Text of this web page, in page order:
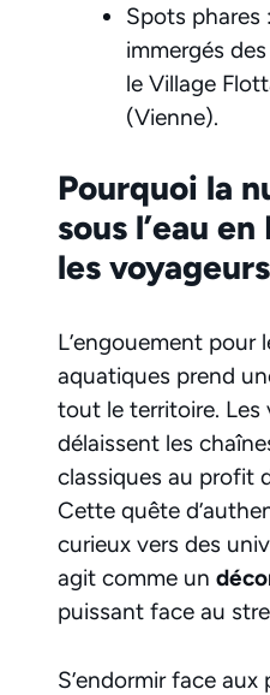
Spots phares
immergés
le Village
(Vienne).
Pourquoi la
sous l’eau
les voyageurs
L’engouement pour
aquatiques prend
tout le territoire. Les
délaissent les
classiques au profit
Cette quête
curieux vers des
agit comme un
puissant face au
S’endormir face